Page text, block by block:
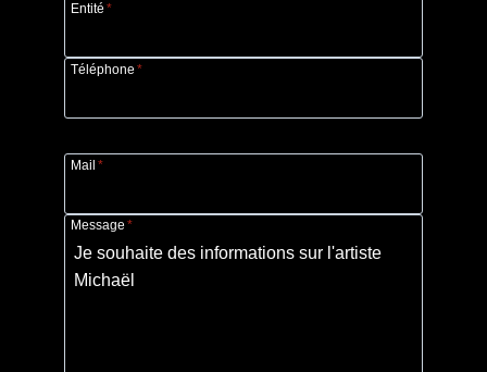
Entité *
Téléphone *
Mail *
Message *